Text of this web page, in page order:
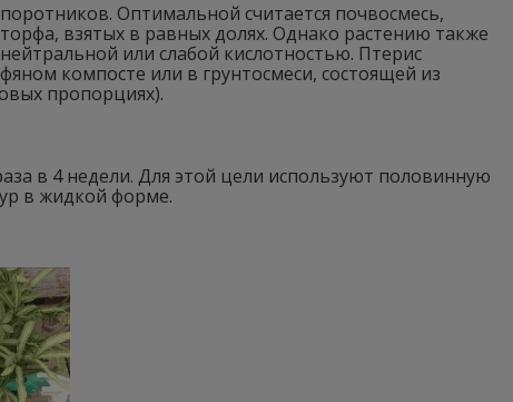
Оптимальной считается почвосмесь,
взятых в равных долях. Однако растению также
или слабой кислотностью. Птерис
компосте или в грунтосмеси, состоящей из
пропорциях).
в 4 недели. Для этой цели используют половинную
в жидкой форме.